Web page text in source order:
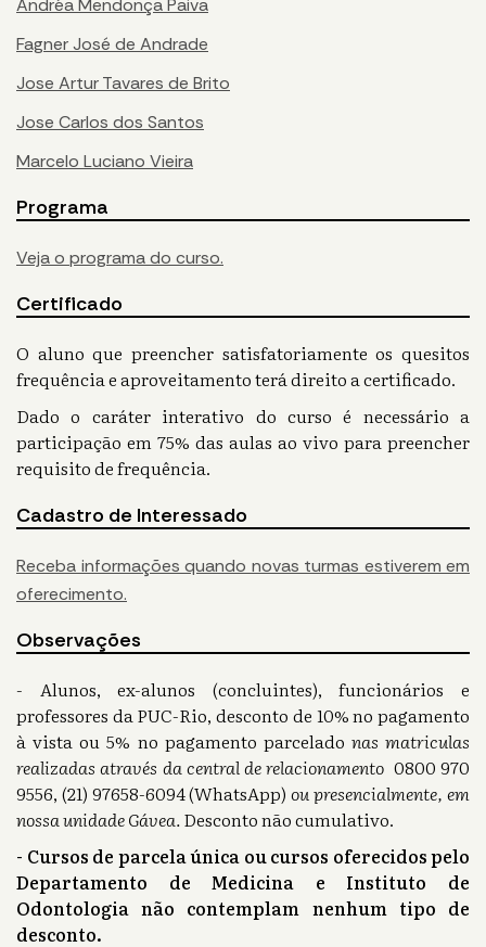
Andréa Mendonça Paiva
Fagner José de Andrade
Jose Artur Tavares de Brito
Jose Carlos dos Santos
Marcelo Luciano Vieira
Programa
Veja o programa do curso.
Certificado
O aluno que preencher satisfatoriamente os quesitos
frequência e aproveitamento terá direito a certificado.
Dado o caráter interativo do curso é necessário a
participação em 75% das aulas ao vivo para preencher
requisito de frequência.
Cadastro de Interessado
Receba informações quando novas turmas estiverem em
oferecimento.
Observações
- Alunos, ex-alunos (concluintes), funcionários e
professores da PUC-Rio, desconto de 10% no pagamento
à vista ou 5% no pagamento parcelado nas matriculas
realizadas através da central de relacionamento 0800 970
9556, (21) 97658-6094 (WhatsApp)ou presencialmente, em
nossa unidade Gávea.Desconto não cumulativo.
- Cursos de parcela única ou cursos oferecidos pelo
Departamento de Medicina e Instituto de
Odontologia não contemplam nenhum tipo de
desconto.